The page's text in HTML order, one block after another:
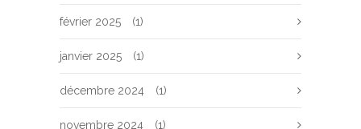
février 2025 (1)
janvier 2025 (1)
décembre 2024 (1)
novembre 2024 (1)